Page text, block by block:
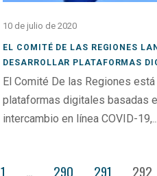
10 de julio de 2020
EL COMITÉ DE LAS REGIONES
DESARROLLAR PLATAFORMAS
El Comité De las Regiones
plataformas digitales basadas
intercambio en línea COVID-19,...
1 … 290 291 292